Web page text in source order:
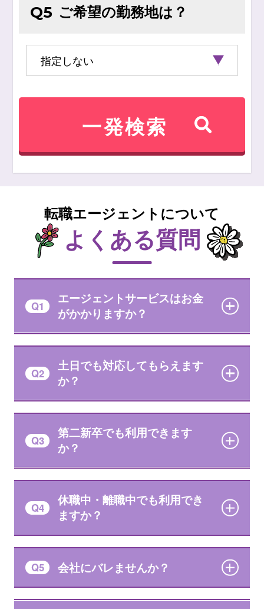
Q5 ご希望の勤務地は？
転職エージェントについて
よくある質問
Q1
エージェントサービスはお金
がかかりますか？
Q2
土日でも対応してもらえます
か？
Q3
第二新卒でも利用できます
か？
Q4
休職中・離職中でも利用でき
ますか？
Q5 会社にバレませんか？